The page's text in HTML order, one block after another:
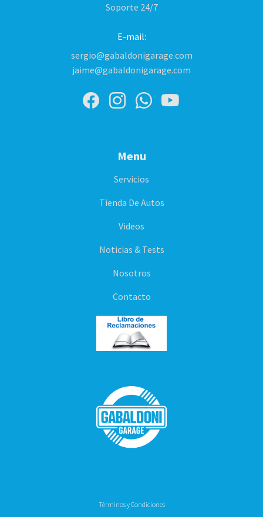
Soporte 24/7
E-mail:
sergio@gabaldonigarage.com
jaime@gabaldonigarage.com
Menu
Servicios
Tienda De Autos
Videos
Noticias & Tests
Nosotros
Contacto
Términos y Condiciones